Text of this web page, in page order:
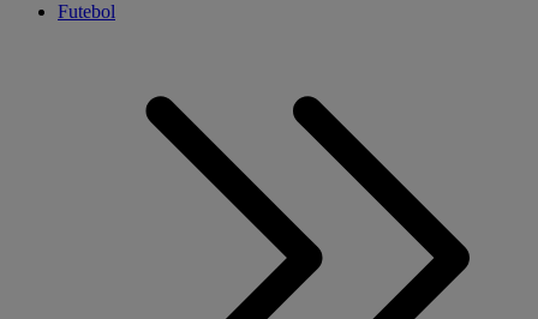
Futebol